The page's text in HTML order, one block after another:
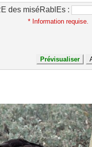
des miséRablEs :
* Information requise.